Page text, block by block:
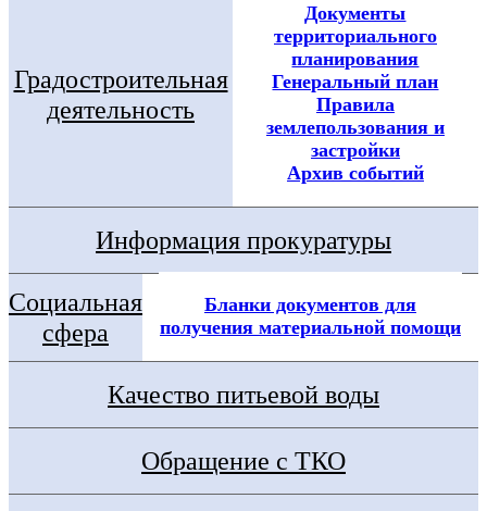
Градостроительная
деятельность
Документы
территориального
планирования
Генеральный план
Правила
землепользования и
застройки
Архив событий
Информация прокуратуры
Социальная
сфера
Бланки документов для
получения материальной помощи
Качество питьевой воды
Обращение с ТКО